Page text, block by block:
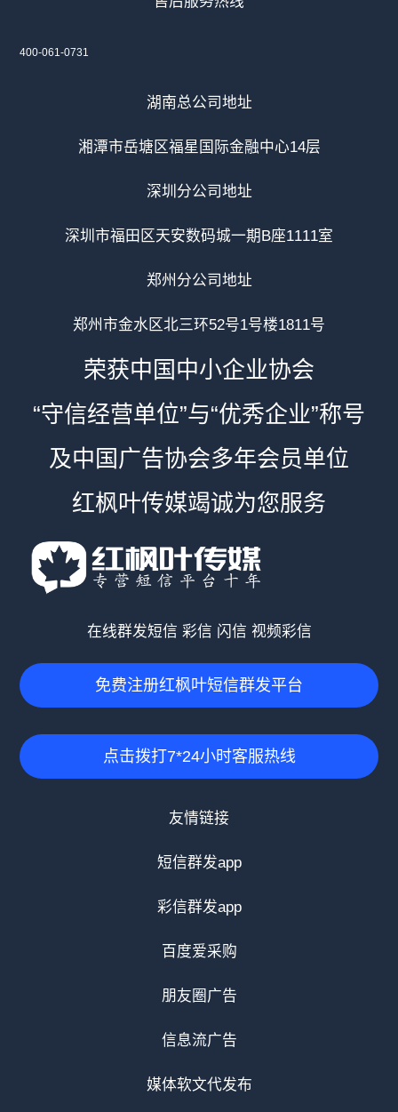
400-061-0731
湖南总公司地址
湘潭市岳塘区福星国际金融中心14层
深圳分公司地址
深圳市福田区天安数码城一期B座1111室
郑州分公司地址
郑州市金水区北三环52号1号楼1811号
荣获中国中小企业协会
“守信经营单位”与“优秀企业”称号
及中国广告协会多年会员单位
红枫叶传媒竭诚为您服务
在线群发短信 彩信 闪信 视频彩信
免费注册红枫叶短信群发平台
点击拨打7*24小时客服热线
友情链接
短信群发app
彩信群发app
百度爱采购
朋友圈广告
信息流广告
媒体软文代发布